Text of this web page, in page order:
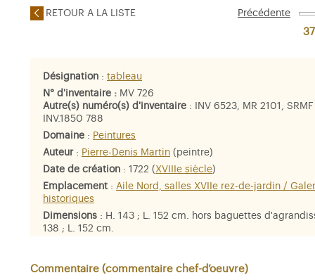
RETOUR A LA LISTE Précédente
Désignation : tableau
N° d'inventaire : MV 726
Autre(s) numéro(s) d'inventaire : INV 6523, MR 2101,
INV.1850 788
Domaine : Peintures
Auteur: Pierre-Denis Martin (peintre)
Date de création : 1722 ( XVIIIe siècle)
Emplacement : Aile Nord, salles XVIIe rez-de-jardin /
historiques
Dimensions : H. 143 ; L. 152 cm. hors baguettes
138 ; L. 152 cm.
Commentaire (commentaire chef-d’oeuvre)